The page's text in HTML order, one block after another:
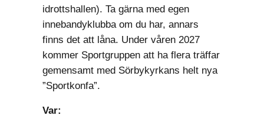
idrottshallen). Ta gärna med egen
innebandyklubba om du har, annars
finns det att låna. Under våren 2027
kommer Sportgruppen att ha flera träffar
gemensamt med Sörbykyrkans helt nya
”Sportkonfa”.
Var: